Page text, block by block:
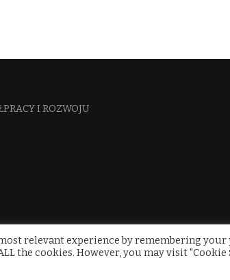
I ROZWOJU​
relevant experience by remembering your
the cookies. However, you may visit